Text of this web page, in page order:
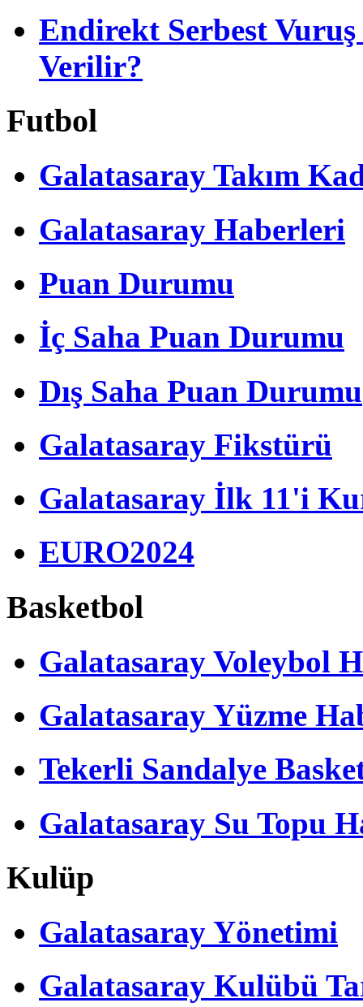
Endirekt Serbest
Verilir?
Futbol
Galatasaray Takım
Galatasaray Haberleri
Puan Durumu
İç Saha Puan Durumu
Dış Saha Puan Durumu
Galatasaray Fikstürü
Galatasaray İlk 11'i
EURO2024
Basketbol
Galatasaray Voleybol
Galatasaray Yüzme
Tekerli Sandalye
Galatasaray Su Topu
Kulüp
Galatasaray Yönetimi
Galatasaray Kulübü